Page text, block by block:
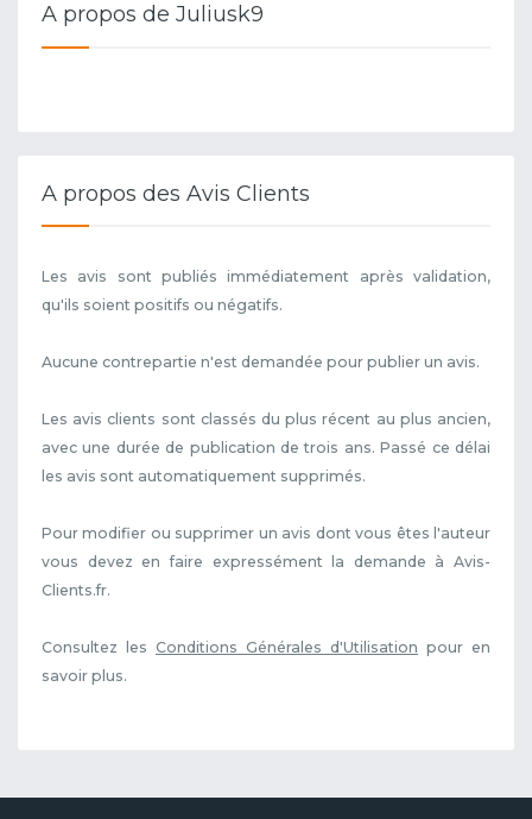
A propos de Juliusk9
A propos des Avis Clients
Les avis sont publiés immédiatement après validation,
qu'ils soient positifs ou négatifs.
Aucune contrepartie n'est demandée pour publier un avis.
Les avis clients sont classés du plus récent au plus ancien,
avec une durée de publication de trois ans. Passé ce délai
les avis sont automatiquement supprimés.
Pour modifier ou supprimer un avis dont vous êtes l'auteur
vous devez en faire expressément la demande à Avis-
Clients.fr.
Consultez les Conditions Générales d'Utilisation pour en
savoir plus.